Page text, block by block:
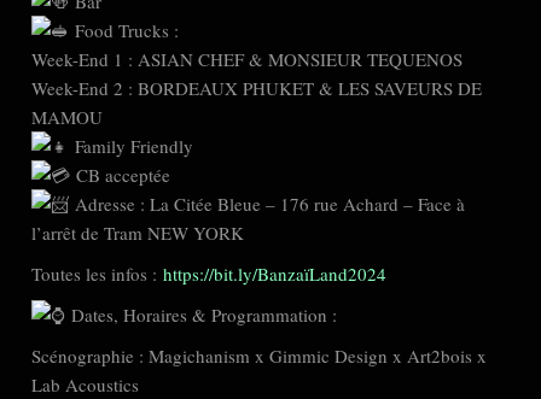
Food Trucks :
Week-End 1 : ASIAN CHEF & MONSIEUR TEQUENOS
Week-End 2 : BORDEAUX PHUKET & LES SAVEURS DE
MAMOU
Family Friendly
CB acceptée
Adresse : La Citée Bleue – 176 rue Achard – Face à
l’arrêt de Tram NEW YORK
Toutes les infos : https://bit.ly/BanzaïLand2024
Dates, Horaires & Programmation :
Scénographie : Magichanism x Gimmic Design x Art2bois x
Lab Acoustics